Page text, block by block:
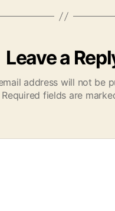
Leave a
address will not be
Required fields are